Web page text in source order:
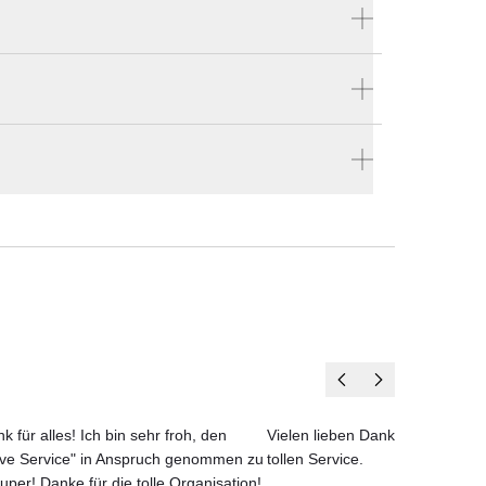
für alles! Ich bin sehr froh, den
Service" in Anspruch genommen zu
Vielen lieben Dank für das
tollen Service.